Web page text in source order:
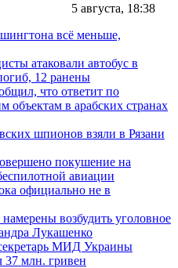
5 августа, 18:38
всё меньше,
атаковали автобус в
12 ранены
что ответит по
объектам в арабских странах
шпионов взяли в Рязани
покушение на
авиации
официально не в
возбудить уголовное
Лукашенко
МИД Украины
37 млн. гривен